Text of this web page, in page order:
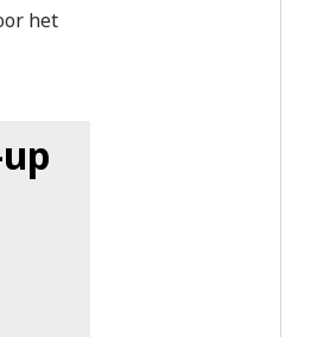
het